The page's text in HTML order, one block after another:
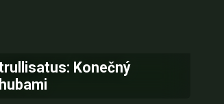
Konečný